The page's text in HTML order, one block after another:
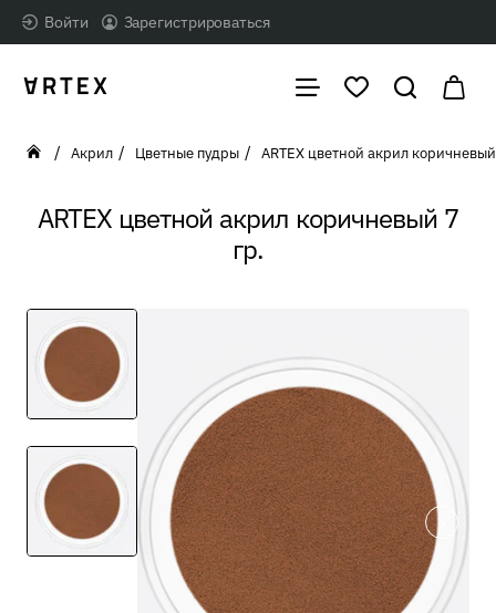
Войти Зарегистрироваться
ARTEX цветной акрил коричневый 7
гр.
home
Акрил Цветные пудры ARTEX цветной акрил